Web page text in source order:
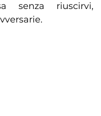
senza riuscirvi,